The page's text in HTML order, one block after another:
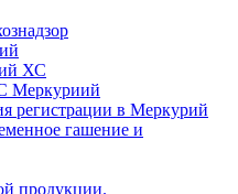
ХС
Меркуриий
регистрации в Меркурий
гашение и
продукции.